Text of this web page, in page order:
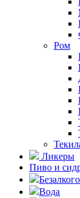
Ром
Ликеры
Пиво и
Вода